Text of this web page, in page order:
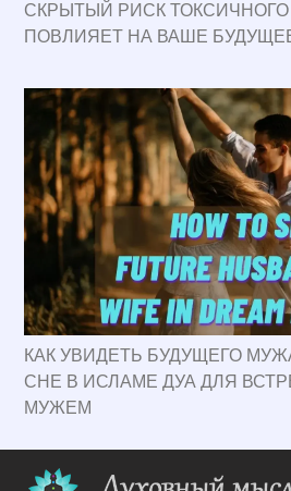
СКРЫТЫЙ РИСК ТОКСИЧНОГО
ПОВЛИЯЕТ НА ВАШЕ
КАК УВИДЕТЬ БУДУЩЕГО
СНЕ В ИСЛАМЕ ДУА ДЛЯ
МУЖЕМ